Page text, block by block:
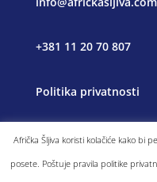
+381 11 20 70 807
Politika privatnosti
Afrička Šljiva koristi kolačiće kako bi
posete. Poštuje pravila politike